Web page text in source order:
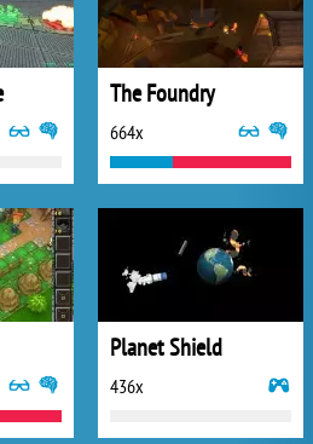
The Foundry
664x
Planet Shield
436x